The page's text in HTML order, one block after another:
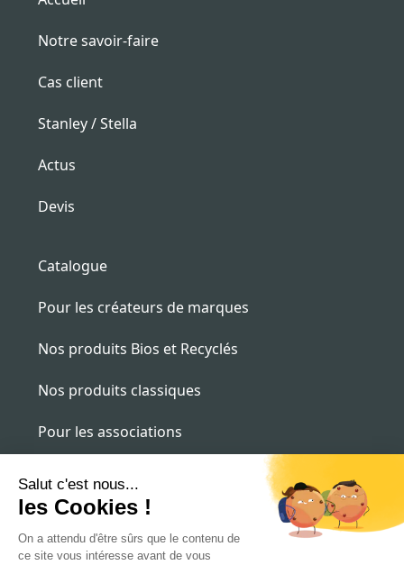
Notre savoir-faire
Cas client
Stanley / Stella
Actus
Devis
Catalogue
Pour les créateurs de marques
Nos produits Bios et Recyclés
Nos produits classiques
Pour les associations
09 87 16 16 09